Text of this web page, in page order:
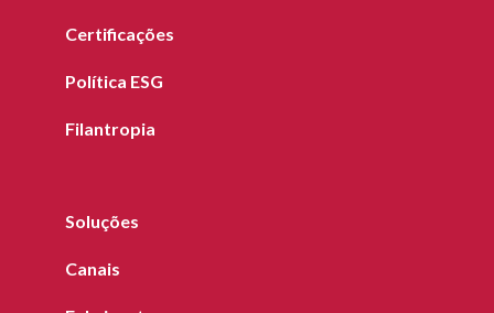
Certificações
Política ESG
Filantropia
Soluções
Canais